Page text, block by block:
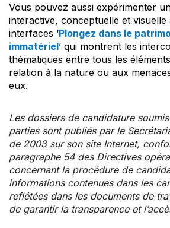
Vous pouvez aussi expérimenter
interactive, conceptuelle et visuelle
interfaces ‘Plongez dans le
immatériel’ qui montrent les
thématiques entre tous les
relation à la nature ou aux
eux.
Les dossiers de candidature
parties sont publiés par le
de 2003 sur son site Internet,
paragraphe 54 des Directives
concernant la procédure de
informations contenues dans les
reflétées dans les documents de
de garantir la transparence et